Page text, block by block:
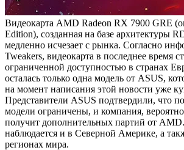
Видеокарта AMD Radeon RX 7900 GRE
Edition), созданная на базе архитектуры
медленно исчезает с рынка. Согласно
Tweakers, видеокарта в последнее время
ограниченной доступностью в странах
осталась только одна модель от ASUS,
на момент написания этой новости уже
Представители ASUS подтвердили, что
модели ограничены, и компания,
получит дополнительных партий от
наблюдается и в Северной Америке, а
регионах мира.